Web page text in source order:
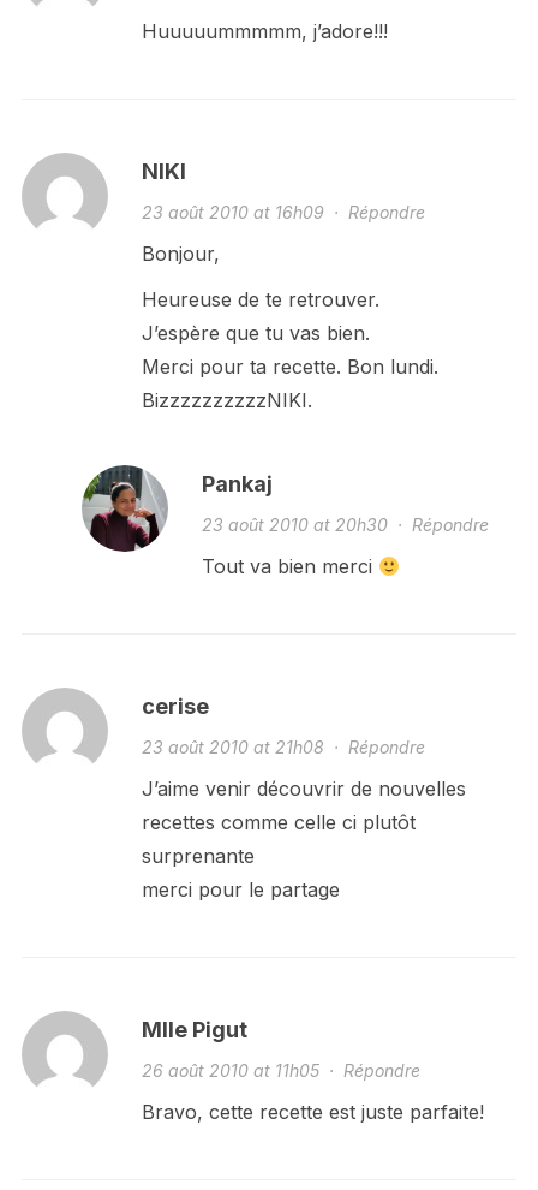
Huuuuummmmm, j’adore!!!
NIKI
23 août 2010 at 16h09 · Répondre
Bonjour,
Heureuse de te retrouver.
J’espère que tu vas bien.
Merci pour ta recette. Bon lundi.
BizzzzzzzzzzNIKI.
Pankaj
23 août 2010 at 20h30· Répondre
Tout va bien merci
cerise
23 août 2010 at 21h08 · Répondre
J’aime venir découvrir de nouvelles
recettes comme celle ci plutôt
surprenante
merci pour le partage
Mlle Pigut
26 août 2010 at 11h05· Répondre
Bravo, cette recette est juste parfaite!